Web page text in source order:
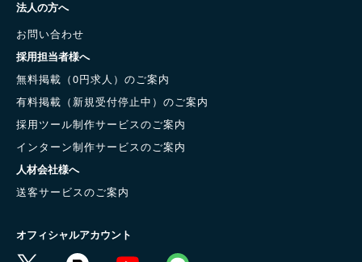
法人の方へ
お問い合わせ
採用担当者様へ
無料掲載（0円求人）のご案内
有料掲載（新規受付停止中）のご案内
採用ツール制作サービスのご案内
インターン制作サービスのご案内
人材会社様へ
送客サービスのご案内
オフィシャルアカウント